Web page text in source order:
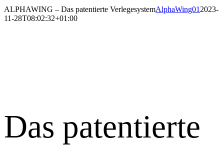
ALPHAWING – Das patentierte VerlegesystemAlphaWing01 2023-
11-28T08:02:32+01:00
Das patentierte